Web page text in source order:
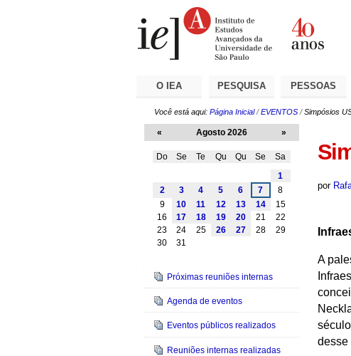
O IEA PESQUISA PESSOAS
Você está aqui: Página Inicial /EVENTOS /Simpósios
por
A
desse
« Agosto 2026 »
Do Se Te Qu Qu Se
Sa
1
2
3 4 5 6 7
8
9
10 11 12 13 14
15
16
17 18 19 20 21
22
23
24 25 26 27 28
29
30
31
Navegação
Próximas reuniões internas
Agenda de eventos
Eventos públicos realizados
Reuniões internas realizadas